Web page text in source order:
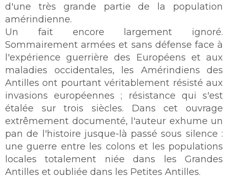
d'une très grande partie de la population
amérindienne.
Un fait encore largement ignoré.
Sommairement armées et sans défense face à
l'expérience guerrière des Européens et aux
maladies occidentales, les Amérindiens des
Antilles ont pourtant véritablement résisté aux
invasions européennes ; résistance qui s'est
étalée sur trois siècles. Dans cet ouvrage
extrêmement documenté, l'auteur exhume un
pan de l'histoire jusque-là passé sous silence :
une guerre entre les colons et les populations
locales totalement niée dans les Grandes
Antilles et oubliée dans les Petites Antilles.